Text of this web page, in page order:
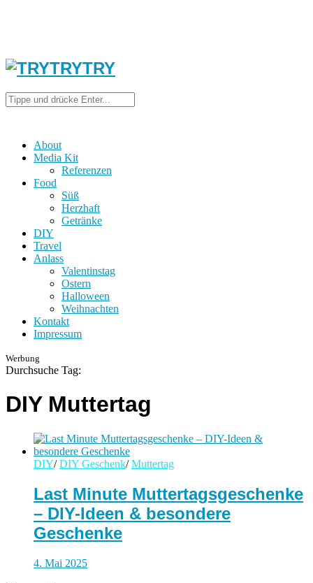
About
Media Kit
Referenzen
Food
Süß
Herzhaft
Getränke
DIY
Travel
Anlass
Valentinstag
Ostern
Halloween
Weihnachten
Kontakt
Impressum
Werbung
Durchsuche Tag:
DIY Muttertag
DIY/ DIY Geschenk/ Muttertag
Last Minute Muttertagsgeschenke
– DIY-Ideen & besondere
Geschenke
4. Mai 2025